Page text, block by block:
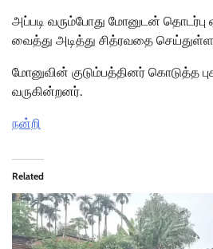
அப்படி வரும்போது மோனுடன்
வைத்து அடித்து சித்ரவதை
மோனுவின் குடும்பத்தினர் கொடுத்த
வருகின்றனர்.
நன்றி
Related